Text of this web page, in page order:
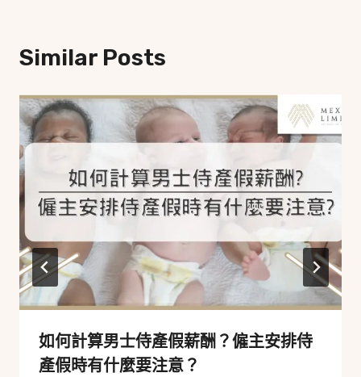
Similar Posts
如何計算男士侍產假薪酬？僱主安排侍
產假時有什麼要注意？